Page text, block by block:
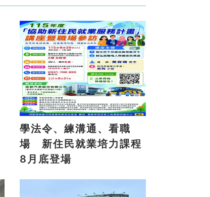
學法令、練溝通、看職
場 新住民就業培力課程
8月底登場